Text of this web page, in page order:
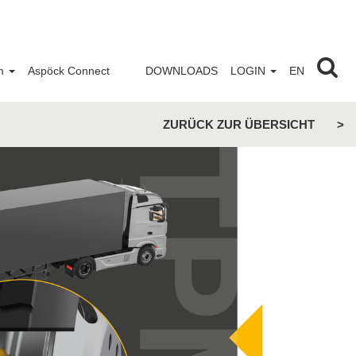
DOWNLOADS LOGIN EN
Aspöck Connect
ZURÜCK ZUR ÜBERSICHT >